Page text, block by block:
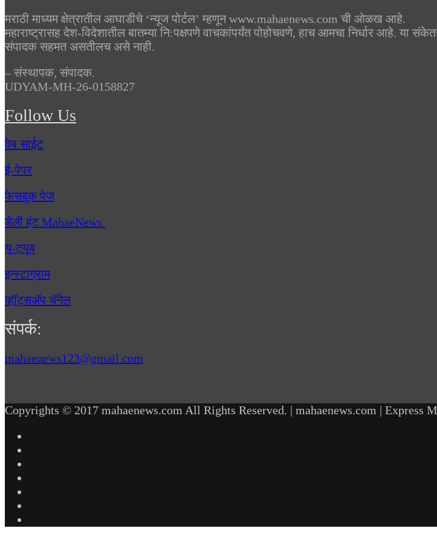
मराठी माध्यम क्षेत्रातील आघाडीचे ‘न्यूज पोर्टल’ म्हणून www.mahaenews.com ची ओळख आहे.
महाराष्ट्रासह देश-विदेशातील बातम्या नि:पक्षपणे वाचकांपर्यंत पोहोचवणे, हाच आमचा निर्धार आहे. या
संपादक सहमत असतीलच असे नाही.
– संस्थापक, संपादक.
UDYAM-MH-26-0158827
Follow Us
वेब साईट
ई-पेपर
फेसबूक पेज
डेली हंट MahaeNews
यु-ट्यूब
इन्स्टाग्राम
व्हॉट्सॲप चॅनेल
संपर्क:
mahaenews123@gmail.com
Copyrights © 2017 mahaenews.com All Rights Reserved. | mahaenews.com | Express